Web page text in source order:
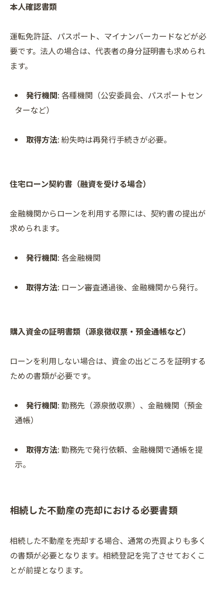
本人確認書類
運転免許証、パスポート、マイナンバーカードなどが必
要です。法人の場合は、代表者の身分証明書も求められ
ます。
発行機関: 各種機関（公安委員会、パスポートセン
ターなど）
取得方法: 紛失時は再発行手続きが必要。
住宅ローン契約書（融資を受ける場合）
金融機関からローンを利用する際には、契約書の提出が
求められます。
発行機関: 各金融機関
取得方法: ローン審査通過後、金融機関から発行。
購入資金の証明書類（源泉徴収票・預金通帳など）
ローンを利用しない場合は、資金の出どころを証明する
ための書類が必要です。
発行機関: 勤務先（源泉徴収票）、金融機関（預金
通帳）
取得方法: 勤務先で発行依頼、金融機関で通帳を提
示。
相続した不動産の売却における必要書類
相続した不動産を売却する場合、通常の売買よりも多く
の書類が必要となります。相続登記を完了させておくこ
とが前提となります。